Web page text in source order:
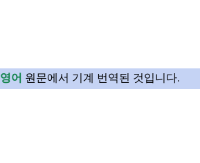
영어 원문에서 기계 번역된 것입니다.